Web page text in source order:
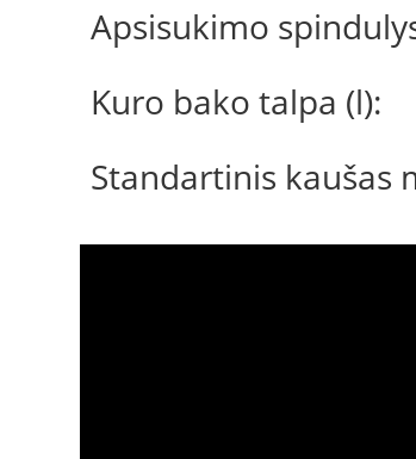
Apsisukimo
Kuro bako talpa (l):
Standartinis kaušas